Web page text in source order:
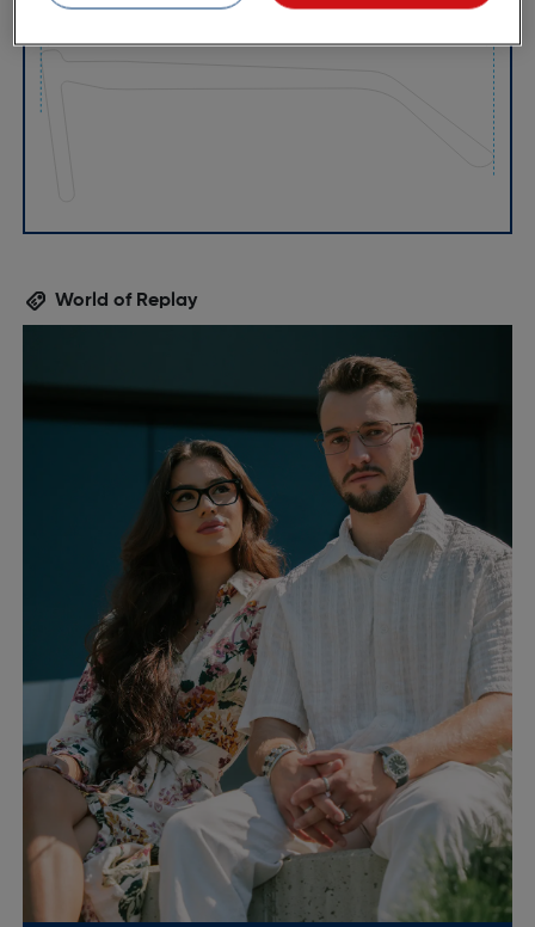
World of Replay